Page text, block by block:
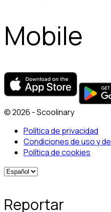
Mobile
© 2026 - Scoolinary
Política de privacidad
Condiciones de uso y
Política de cookies
Reportar